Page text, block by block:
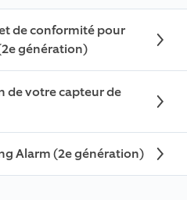
de conformité pour
génération)
de votre capteur de
Alarm (2e génération)